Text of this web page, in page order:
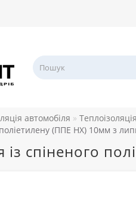
автомобіля
поліетилену (ППЕ НХ) 10мм з
із спіненого